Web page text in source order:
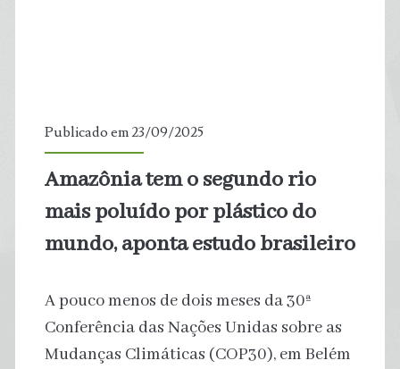
2025</span>
Publicado em 23/09/2025
Amazônia tem o segundo rio
mais poluído por plástico do
mundo, aponta estudo brasileiro
A pouco menos de dois meses da 30ª
Conferência das Nações Unidas sobre as
Mudanças Climáticas (COP30), em Belém